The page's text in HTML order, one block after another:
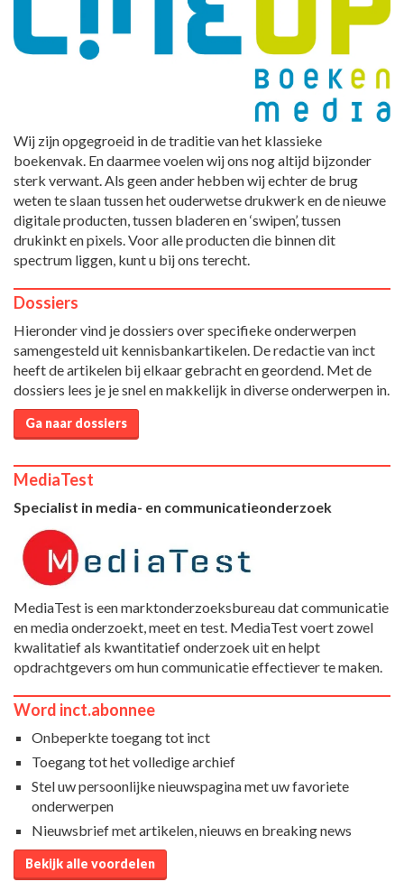
Wij zijn opgegroeid in de traditie van het klassieke
boekenvak. En daarmee voelen wij ons nog altijd bijzonder
sterk verwant. Als geen ander hebben wij echter de brug
weten te slaan tussen het ouderwetse drukwerk en de nieuwe
digitale producten, tussen bladeren en ‘swipen’, tussen
drukinkt en pixels. Voor alle producten die binnen dit
spectrum liggen, kunt u bij ons terecht.
Dossiers
Hieronder vind je dossiers over specifieke onderwerpen
samengesteld uit kennisbankartikelen. De redactie van inct
heeft de artikelen bij elkaar gebracht en geordend. Met de
dossiers lees je je snel en makkelijk in diverse onderwerpen in.
Ga naar dossiers
MediaTest
Specialist in media- en communicatieonderzoek
MediaTest is een marktonderzoeksbureau dat communicatie
en media onderzoekt, meet en test. MediaTest voert zowel
kwalitatief als kwantitatief onderzoek uit en helpt
opdrachtgevers om hun communicatie effectiever te maken.
Word inct.abonnee
Onbeperkte toegang tot inct
Toegang tot het volledige archief
Stel uw persoonlijke nieuwspagina met uw favoriete
onderwerpen
Nieuwsbrief met artikelen, nieuws en breaking news
Bekijk alle voordelen